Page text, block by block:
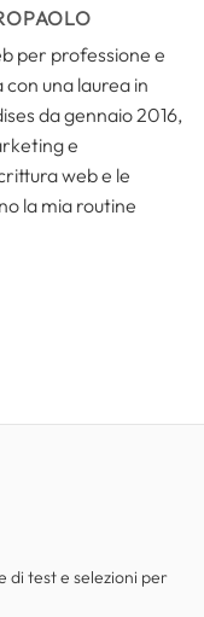
per professione e
una laurea in
da gennaio 2016,
e
web e le
la mia routine
di test e selezioni per